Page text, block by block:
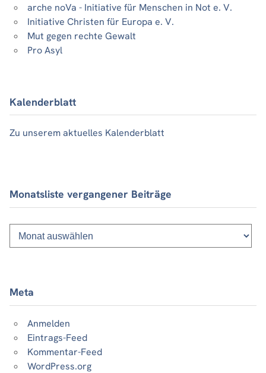
arche noVa - Initiative für Menschen in Not e. V.
Initiative Christen für Europa e. V.
Mut gegen rechte Gewalt
Pro Asyl
Kalenderblatt
Zu unserem aktuelles Kalenderblatt
Monatsliste vergangener Beiträge
Monatsliste
vergangener
Beiträge
Meta
Anmelden
Eintrags-Feed
Kommentar-Feed
WordPress.org